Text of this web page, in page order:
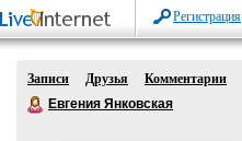
Регистрация
Записи Друзья
Комментарии
Евгения Янковская